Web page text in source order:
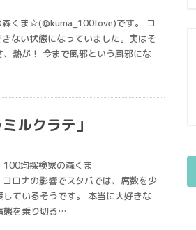
くま☆(@kuma_100love)です。 コ
ない状態になっていました。実はそ
熱が！ 今まで風邪という風邪にな
ルクラテ」
均探検家の森くま
ロナの影響でスタバでは、席数を少
ているそうです。 本当に大好きな
態を乗り切る…